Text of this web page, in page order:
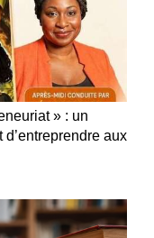
» : un
aux